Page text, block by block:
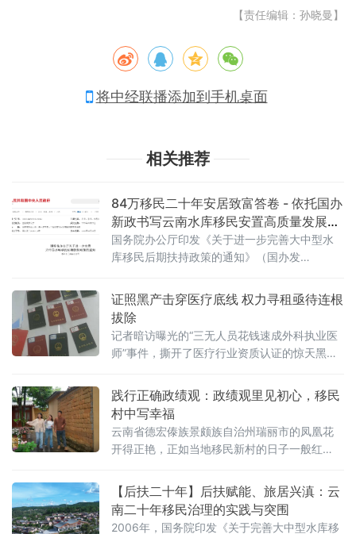
【责任编辑：孙晓曼】
将中经联播添加到手机桌面
相关推荐
84万移民二十年安居致富答卷 - 依托国办
新政书写云南水库移民安置高质量发展新
篇章
国务院办公厅印发《关于进一步完善大中型水
库移民后期扶持政策的通知》（国办发
限，2026年7月1日后新建水库移民扶持期限统
一定为25年，移民扶持标准保持每人每年600
元不变。 此次新政是2006年国家水库移民扶持
政策实施二十年后，民生保障制度的重大升
级。作为全国水利水电工程核心主战场，二十
证照黑产击穿医疗底线 权力寻租亟待连根
拔除
记者暗访曝光的“三无人员花钱速成外科执业医
师”事件，撕开了医疗行业资质认证的惊天黑
档案，普通人只需缴纳数万至数十万元费用，
便可通过中介机构打通官方系统，一夜变身官
网可查、履历齐全的“正规外科医师”。这条横跨
多省市、贯通培训机构与职能部门的黑色产业
链，不仅彻底击穿了医疗执业的职业底线，更
发全社
践行正确政绩观：政绩观里见初心，移民
村中写幸福
云南省德宏傣族景颇族自治州瑞丽市的凤凰花
开得正艳，正如当地移民新村的日子一般红
足的"凤凰谷"，瑞丽市在移民后期扶持工作中的
生动实践
【后扶二十年】后扶赋能、旅居兴滇：云
南二十年移民治理的实践与突围
2006年，国务院印发《关于完善大中型水库移